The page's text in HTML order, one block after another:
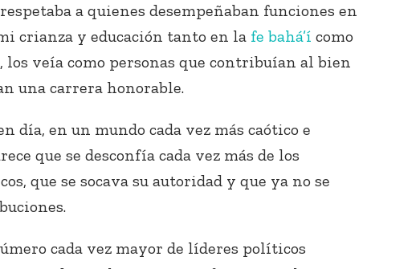
a quienes desempeñaban funciones en
crianza y educación tanto en la fe bahá’í como
los veía como personas que contribuían al bien
una carrera honorable.
día, en un mundo cada vez más caótico e
que se desconfía cada vez más de los
que se socava su autoridad y que ya no se
cada vez mayor de líderes políticos